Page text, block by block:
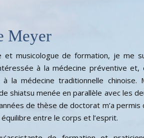
Meyer
et musicologue de formation, je me
à la médecine préventive et,
à la médecine traditionnelle chinoise.
shiatsu menée en parallèle avec les
de thèse de doctorat m’a permis
entre le corps et l’esprit.